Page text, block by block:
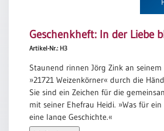
Taufe
Konfirmation
Konfirmationsjubiläum
Trauung
Geschenkheft: In der Liebe
Artikel-Nr.: H3
Staunend rinnen Jörg Zink an
»21721 Weizenkörner« durch die
Sie sind ein Zeichen für die
mit seiner Ehefrau Heidi. »Was für
eine lange Geschichte.«